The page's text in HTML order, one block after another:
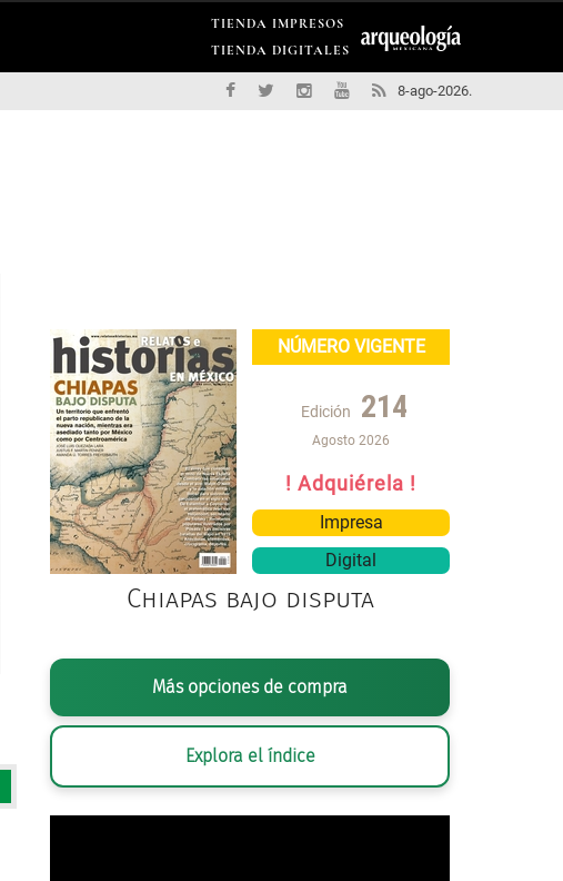
TIENDA IMPRESOS
TIENDA DIGITALES
8-ago-2026.
FOTOGRAFÍA ANÓNIMA,PORFIRIO DÍAZ Y MIEMBROS DE SU GABINETE
CULTURA.INAH.SINAFO.FN.MX
NÚMERO VIGENTE
Edición 214
Agosto 2026
! Adquiérela !
Impresa
Digital
Chiapas bajo disputa
Más opciones de compra
Explora el índice